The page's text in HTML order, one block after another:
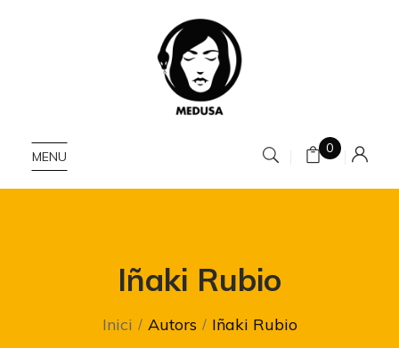
MENU
0
Iñaki Rubio
Inici Autors Iñaki Rubio